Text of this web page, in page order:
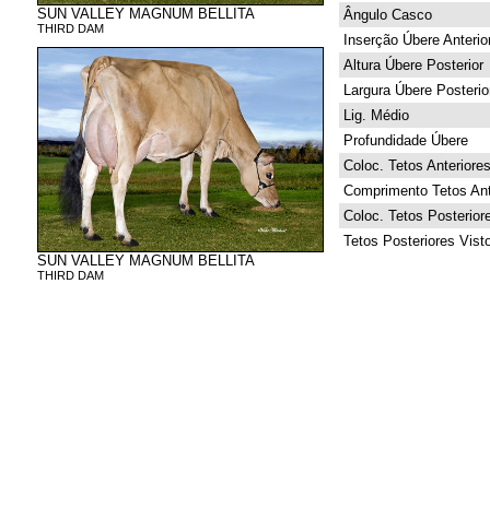
SUN VALLEY MAGNUM BELLITA
THIRD DAM
SUN VALLEY MAGNUM BELLITA
THIRD DAM
Ângulo Casco
Inserção Úbere
Altura Úbere Posterior
Largura Úbere
Lig. Médio
Profundidade Úbere
Coloc. Tetos Anteriores
Comprimento Tetos
Coloc. Tetos
Tetos Posteriores